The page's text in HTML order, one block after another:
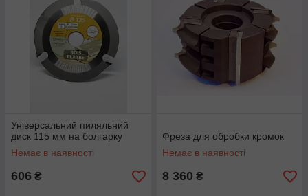
Універсальний пиляльний
диск 115 мм на болгарку
Немає в наявності
606 ₴
Фреза для обробки кромок
Немає в наявності
8 360 ₴